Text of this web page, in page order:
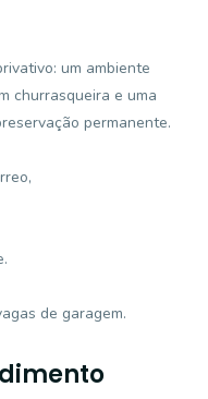
um ambiente
churrasqueira e uma
permanente.
de garagem.